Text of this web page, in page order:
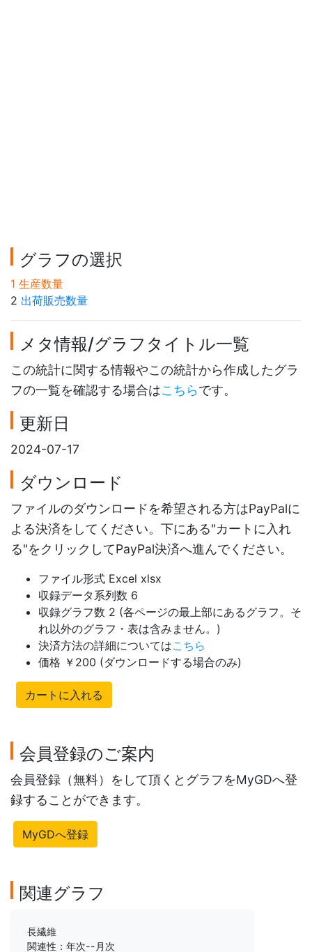
グラフの選択
1 生産数量
2 出荷販売数量
メタ情報/グラフタイトル一覧
この統計に関する情報やこの統計から作成したグラ
フの一覧を確認する場合はこちらです。
更新日
2024-07-17
ダウンロード
ファイルのダウンロードを希望される方はPayPalに
よる決済をしてください。下にある"カートに入れ
る"をクリックしてPayPal決済へ進んでください。
ファイル形式 Excel xlsx
収録データ系列数 6
収録グラフ数 2 (各ページの最上部にあるグラフ。そ
れ以外のグラフ・表は含みません。)
決済方法の詳細についてはこちら
価格 ￥200 (ダウンロードする場合のみ)
カートに入れる
会員登録のご案内
会員登録（無料）をして頂くとグラフをMyGDへ登
録することができます。
MyGDへ登録
関連グラフ
長繊維
関連性：年次--月次